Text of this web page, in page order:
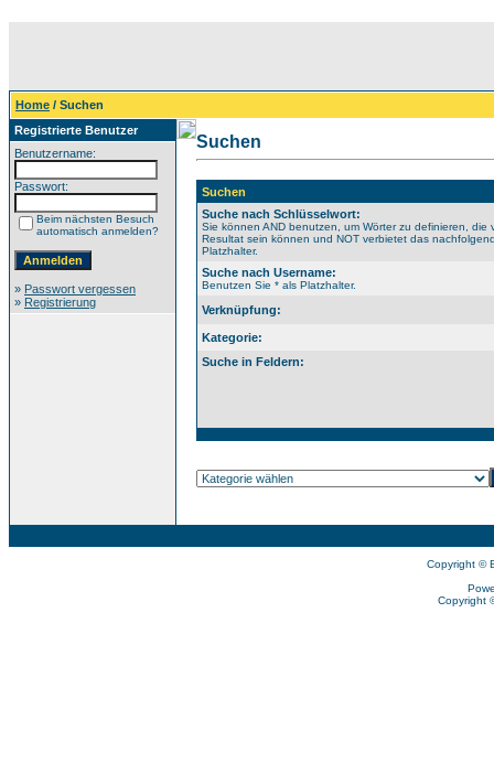
Home / Suchen
Registrierte Benutzer
Benutzername:
Passwort:
Beim nächsten Besuch
automatisch anmelden?
» Passwort vergessen
» Registrierung
Suchen
Suchen
Suche nach Schlüsselwort:
Sie können AND benutzen, um Wörter zu definieren, die
Resultat sein können und NOT verbietet das
Platzhalter.
Suche nach Username:
Benutzen Sie * als Platzhalter.
Verknüpfung:
Kategorie:
Suche in Feldern:
Copyright ©
Copyright